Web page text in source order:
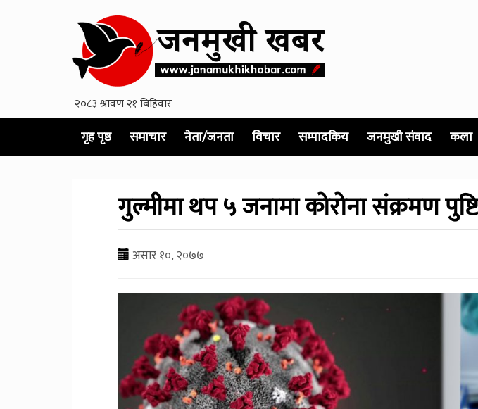
गृह पृष्ठ समाचार नेता/जनता विचार सम्पादकिय जनमुखी संवाद कला
गुल्मीमा थप ५ जनामा कोरोना संक्रमण पुष्टि
असार १०, २०७७